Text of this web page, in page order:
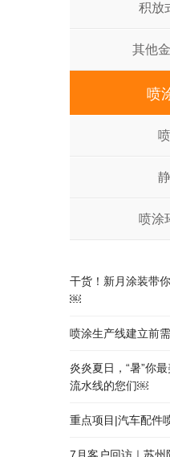
积放
其他
喷
喷涂
干货！新月涂装带
￼
喷涂生产线建立前
炎炎夏日，“暑”你
流水线的您们￼
重点项目|汽车配件